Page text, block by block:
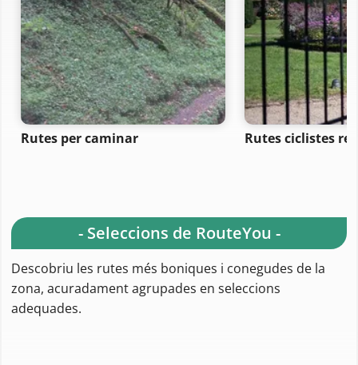
Rutes per caminar Rutes ciclistes
- Seleccions de RouteYou -
Descobriu les rutes més boniques i conegudes de la
zona, acuradament agrupades en seleccions
adequades.